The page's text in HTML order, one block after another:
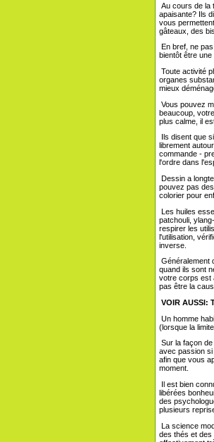
Au cours de la
apaisante? Ils
vous
gâteaux, des
En bref, ne
bientôt être
Toute activité
organes
mieux
Vous pouvez
beaucoup,
plus calme, il
Ils disent que
librement
commande -
l'ordre dans
Dessin a
pouvez pas
colorier pour
Les huiles
patchouli,
respirer les
l'utilisation,
inverse.
Généralement
quand ils sont
votre corps est
pas être la
VOIR AUSSI:
Un homme
(lorsque la
Sur la façon
avec passion
afin que vous
moment.
Il est bien
libérées
des
plusieurs
La science
des thés et